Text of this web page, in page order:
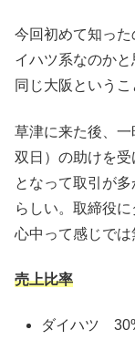
今回初めて知っ
イハツ系なのか
同じ大阪というこ
草津に来た後、
双日）の助けを
となって取引が
らしい。取締役
心中って感じでは
売上比率
ダイハツ